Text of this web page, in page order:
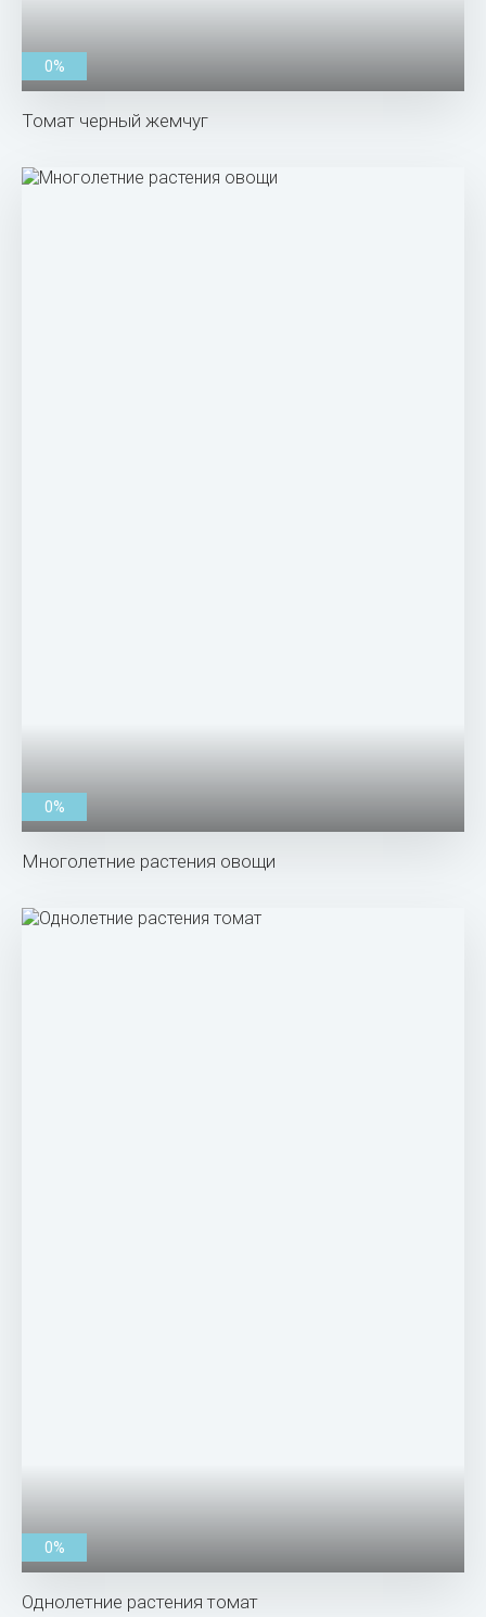
0%
Томат черный жемчуг
0%
Многолетние растения овощи
0%
Однолетние растения томат